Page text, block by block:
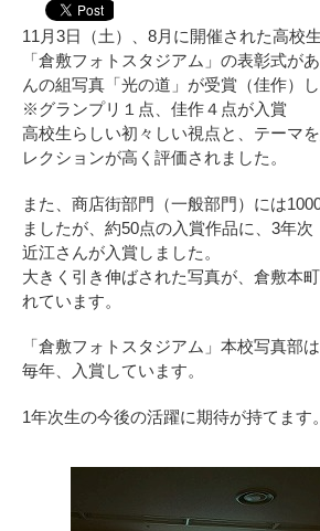
11月3日（土）、8月に開催された高校
「倉敷フォトスタジアム」の表彰式が
んの組写真「光の道」が受賞（佳作）し
※グランプリ１点、佳作４点が入賞
高校生らしい初々しい視点と、テーマ
レクションが高く評価されました。
また、商店街部門（一般部門）には
ましたが、約50点の入賞作品に、3年
近江さんが入賞しました。
大きく引き伸ばされた写真が、倉敷本
れています。
「倉敷フォトスタジアム」本校写真部
毎年、入賞しています。
1年次生の今後の活躍に期待が持てます。